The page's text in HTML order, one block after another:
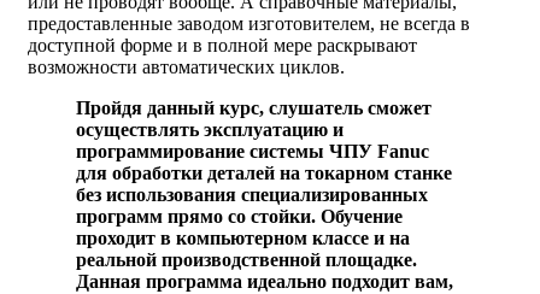
предоставленные заводом изготовителем, не всегда в
доступной форме и в полной мере раскрывают
возможности автоматических циклов.
Пройдя данный курс, слушатель сможет
осуществлять эксплуатацию и
программирование системы ЧПУ Fanuc
для обработки деталей на токарном станке
без использования специализированных
программ прямо со стойки. Обучение
проходит в компьютерном классе и на
реальной производственной площадке.
Данная программа идеально подходит вам,